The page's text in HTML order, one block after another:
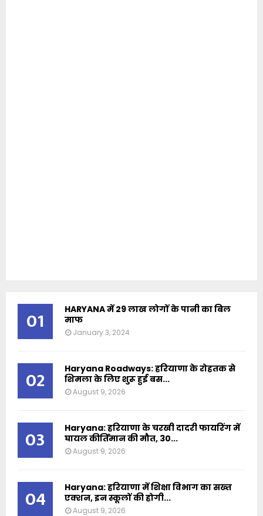
01
HARYANA में 29 लाख लोगों के पानी का बिल
माफ
January 3, 2024
02
Haryana Roadways: हरियाणा के रोहतक से
शिमला के लिए शुरू हुई बस...
August 9, 2026
03
Haryana: हरियाणा के चरखी दादरी फायरिंग में
घायल कीर्तिमान की मौत, 30...
August 9, 2026
04
Haryana: हरियाणा में शिक्षा विभाग का सख्त
एक्शन, इन स्कूलों की होगी...
August 9, 2026